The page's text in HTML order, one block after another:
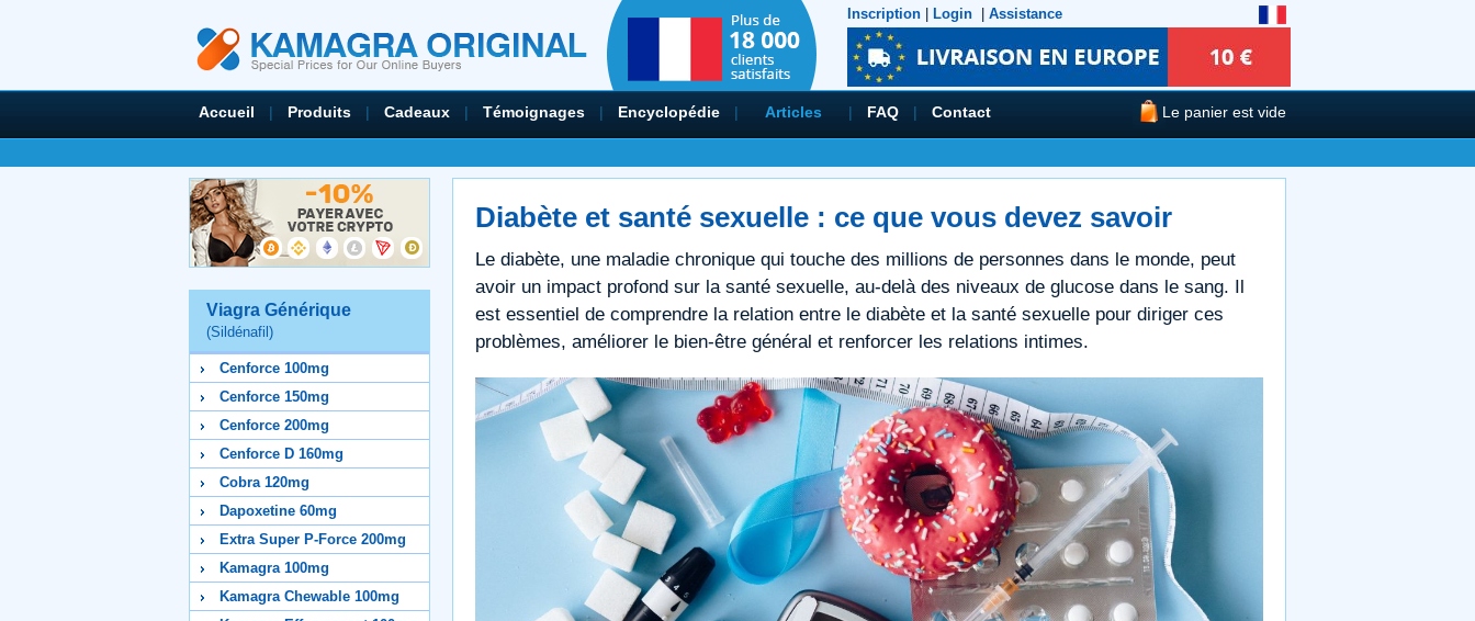
Inscription Login Assistance
Accueil | Produits | Cadeaux | Témoignages | Encyclopédie | Articles | FAQ | Contact Le panier est vide
Viagra Générique
(Sildénafil)
Cenforce 100mg
Cenforce 150mg
Cenforce 200mg
Cenforce D 160mg
Cobra 120mg
Dapoxetine 60mg
Extra Super P-Force 200mg
Kamagra 100mg
Kamagra Chewable 100mg
Diabète et santé sexuelle : ce que vous devez savoir
Le diabète, une maladie chronique qui touche des millions de personnes dans le monde, peut
avoir un impact profond sur la santé sexuelle, au-delà des niveaux de glucose dans le sang. Il
est essentiel de comprendre la relation entre le diabète et la santé sexuelle pour diriger ces
problèmes, améliorer le bien-être général et renforcer les relations intimes.